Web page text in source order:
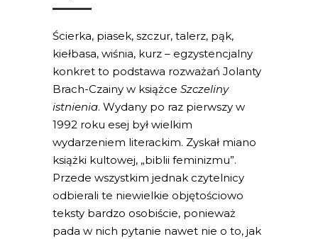
Ścierka, piasek, szczur, talerz, pąk,
kiełbasa, wiśnia, kurz – egzystencjalny
konkret to podstawa rozważań Jolanty
Brach-Czainy w książce Szczeliny
istnienia. Wydany po raz pierwszy w
1992 roku esej był wielkim
wydarzeniem literackim. Zyskał miano
książki kultowej, „biblii feminizmu”.
Przede wszystkim jednak czytelnicy
odbierali te niewielkie objętościowo
teksty bardzo osobiście, ponieważ
pada w nich pytanie nawet nie o to, jak